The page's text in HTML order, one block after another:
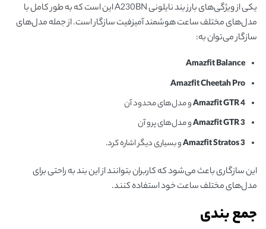
یکی از ویژگی‌های بارز بند نایلونی A230BN این است که به طور کامل با
مدل‌های مختلف ساعت هوشمند آمیزفیت سازگار است. از جمله مدل‌های
سازگار می‌توان به:
Amazfit Balance
Amazfit Cheetah Pro
Amazfit GTR 4و مدل‌های محدود آن
Amazfit GTR 3و مدل‌های پرو آن
Amazfit Stratos 3و بسیاری دیگر اشاره کرد.
این سازگاری باعث می‌شود که کاربران بتوانند از این بند به راحتی برای
مدل‌های مختلف ساعت خود استفاده کنند.
جمع بندی